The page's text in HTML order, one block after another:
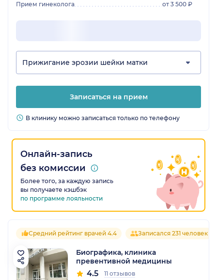
Прием гинеколога
от 3 500 ₽
Прижигание эрозии шейки матки
Записаться на прием
В клинику можно записаться только по телефону
Онлайн-запись
без комиссии
Более того, за каждую запись
вы получаете кэшбэк
по программе лояльности
Средний рейтинг врачей 4.4 Записался 231 человек
Биографика, клиника
превентивной медицины
4.5 11 отзывов